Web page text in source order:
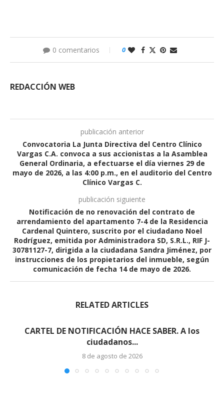
0 comentarios 0
REDACCIÓN WEB
publicación anterior
Convocatoria La Junta Directiva del Centro Clínico
Vargas C.A. convoca a sus accionistas a la Asamblea
General Ordinaria, a efectuarse el día viernes 29 de
mayo de 2026, a las 4:00 p.m., en el auditorio del Centro
Clínico Vargas C.
publicación siguiente
Notificación de no renovación del contrato de
arrendamiento del apartamento 7-4 de la Residencia
Cardenal Quintero, suscrito por el ciudadano Noel
Rodríguez, emitida por Administradora SD, S.R.L., RIF J-
30781127-7, dirigida a la ciudadana Sandra Jiménez, por
instrucciones de los propietarios del inmueble, según
comunicación de fecha 14 de mayo de 2026.
RELATED ARTICLES
CARTEL DE NOTIFICACIÓN HACE SABER. A los
ciudadanos...
8 de agosto de 2026